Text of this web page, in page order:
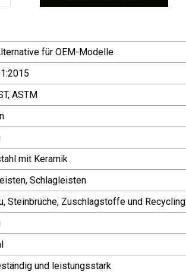
für OEM-Modelle
ASTM
mit Keramik
Schlagleisten
Steinbrüche, Zuschlagstoffe und Recycling
und leistungsstark